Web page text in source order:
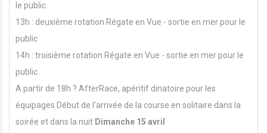
le public
13h : deuxième rotation Régate en Vue - sortie en mer pour le
public
14h : troisième rotation Régate en Vue - sortie en mer pour le
public
A partir de 18h ? AfterRace, apéritif dinatoire pour les
équipages Début de l'arrivée de la course en solitaire dans la
soirée et dans la nuit Dimanche 15 avril